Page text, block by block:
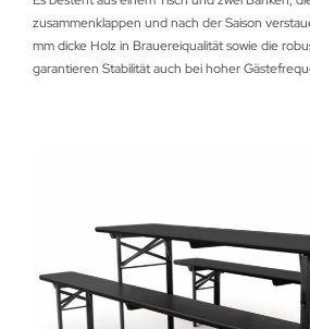
zusammenklappen und nach der Saison
mm dicke Holz in Brauereiqualität sowie die
garantieren Stabilität auch bei hoher